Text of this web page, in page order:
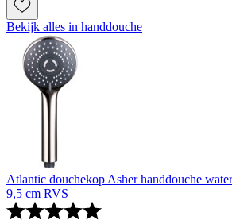
Bekijk alles in handdouche
Atlantic douchekop Asher handdouche
9,5 cm RVS